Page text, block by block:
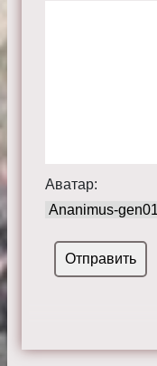
Аватар: